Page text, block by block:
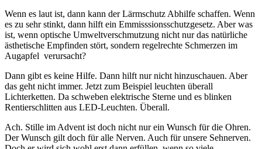
Wenn es laut ist, dann kann der Lärmschutz Abhilfe schaffen. Wenn
es zu sehr stinkt, dann hilft ein Emmisssionsschutzgesetz. Aber was
ist, wenn optische Umweltverschmutzung nicht nur das natürliche
ästhetische Empfinden stört, sondern regelrechte Schmerzen im
Augapfel verursacht?
Dann gibt es keine Hilfe. Dann hilft nur nicht hinzuschauen. Aber
das geht nicht immer. Jetzt zum Beispiel leuchten überall
Lichterketten. Da schweben elektrische Sterne und es blinken
Rentierschlitten aus LED-Leuchten. Überall.
Ach. Stille im Advent ist doch nicht nur ein Wunsch für die Ohren.
Der Wunsch gilt doch für alle Nerven. Auch für unsere Sehnerven.